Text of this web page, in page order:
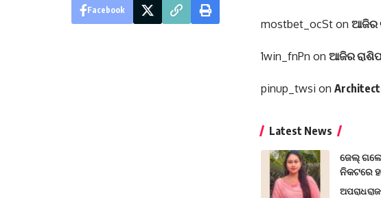
Facebook
mostbet_ocSton ଆଜିର
1win_fnPn on ଆଜିର
pinup_twsi on
Latest News
ଜେଲ୍
ନିକଟରେ
ଅପରାଧ